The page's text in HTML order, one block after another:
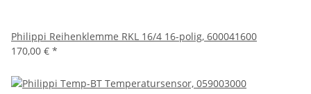
Philippi Reihenklemme RKL 16/4 16-polig, 600041600
170,00 € *